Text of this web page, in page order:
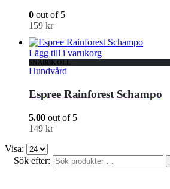
0 out of 5
159 kr
Lägg till i varukorg
SNABBKOLL
Hundvård
Espree Rainforest Schampo
5.00 out of 5
149 kr
Visa:
Sök efter: